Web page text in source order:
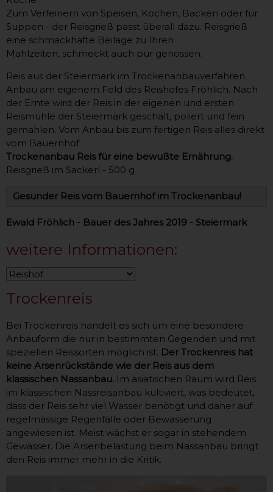
Zum Verfeinern von Speisen, Kochen, Backen oder für
Suppen - der Reisgrieß passt überall dazu. Reisgrieß
eine schmackhafte Beilage zu Ihren
Mahlzeiten, schmeckt auch pur genossen.
Reis aus der Steiermark im Trockenanbauverfahren.
Anbau am eigenem Feld des Reishofes Fröhlich. Nach
der Ernte wird der Reis in der eigenen und ersten
Reismühle der Steiermark geschält, poliert und fein
gemahlen. Vom Anbau bis zum fertigen Reis alles direkt
vom Bauernhof.
Trockenanbau Reis für eine bewußte Ernährung.
Reisgrieß im Sackerl - 500 g
Gesunder Reis vom Bauernhof im Trockenanbau!
Ewald Fröhlich - Bauer des Jahres 2019 - Steiermark
weitere Informationen:
Trockenreis
Bei Trockenreis handelt es sich um eine besondere
Anbauform die nur in bestimmten Gegenden und mit
speziellen Reissorten möglich ist. Der Trockenreis hat
keine Arsenrückstände wie der Reis aus dem
klassischen Nassanbau. Im asiatischen Raum wird Reis
im klassischen Nassreisanbau kultiviert, was bedeutet,
dass der Reis sehr viel Wasser benötigt und daher auf
regelmässige Regenfälle oder Bewässerung
angewiesen ist. Meist wächst er sogar in stehendem
Gewässer. Die Arsenbelastung beim Nassanbau bringt
den Reis immer mehr in die Kritik.